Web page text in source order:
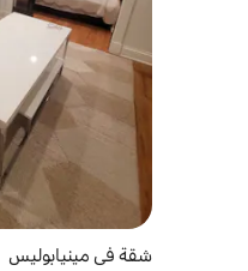
شقة في مينيابوليس